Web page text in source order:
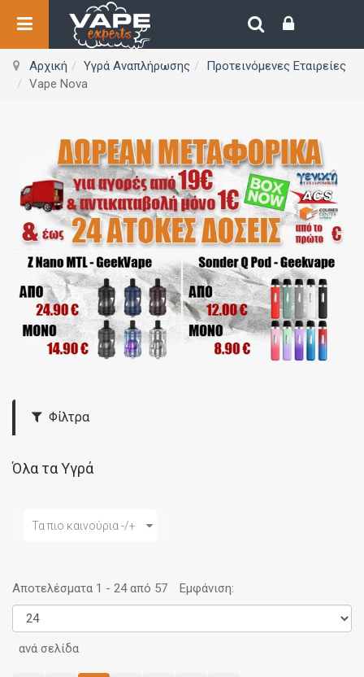
Αρχική Υγρά Αναπλήρωσης
Προτεινόμενες Εταιρείες
Vape Nova
Φίλτρα
Όλα τα Υγρά
Τα πιο καινούρια -/+
Αποτελέσματα 1 - 24 από 57 Εμφάνιση:
ανά σελίδα